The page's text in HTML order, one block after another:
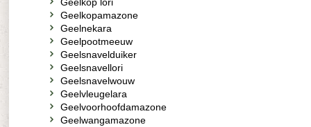
Geelkopamazone
Geelnekara
Geelpootmeeuw
Geelsnavelduiker
Geelsnavellori
Geelsnavelwouw
Geelvleugelara
Geelvoorhoofdamazone
Geelwangamazone